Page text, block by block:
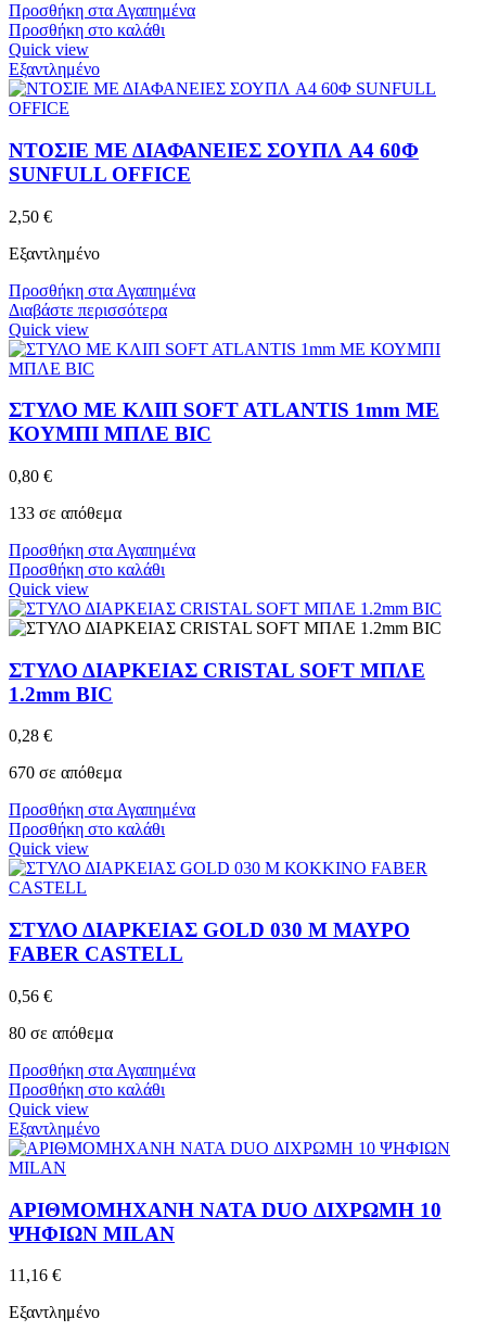
Προσθήκη στα Αγαπημένα
Προσθήκη στο καλάθι
Quick view
Εξαντλημένο
ΝΤΟΣΙΕ ΜΕ ΔΙΑΦΑΝΕΙΕΣ ΣΟΥΠΛ A4 60Φ
SUNFULL OFFICE
2,50 €
Εξαντλημένο
Προσθήκη στα Αγαπημένα
Διαβάστε περισσότερα
Quick view
ΣΤΥΛΟ ΜΕ ΚΛΙΠ SOFT ATLANTIS 1mm ΜΕ
ΚΟΥΜΠΙ ΜΠΛΕ BIC
0,80 €
133 σε απόθεμα
Προσθήκη στα Αγαπημένα
Προσθήκη στο καλάθι
Quick view
ΣΤΥΛΟ ΔΙΑΡΚΕΙΑΣ CRISTAL SOFT ΜΠΛΕ
1.2mm BIC
0,28 €
670 σε απόθεμα
Προσθήκη στα Αγαπημένα
Προσθήκη στο καλάθι
Quick view
ΣΤΥΛΟ ΔΙΑΡΚΕΙΑΣ GOLD 030 M ΜΑΥΡΟ
FABER CASTELL
0,56 €
80 σε απόθεμα
Προσθήκη στα Αγαπημένα
Προσθήκη στο καλάθι
Quick view
Εξαντλημένο
ΑΡΙΘΜΟΜΗΧΑΝΗ NATA DUO ΔΙΧΡΩΜΗ 10
ΨΗΦΙΩΝ MILAN
11,16 €
Εξαντλημένο